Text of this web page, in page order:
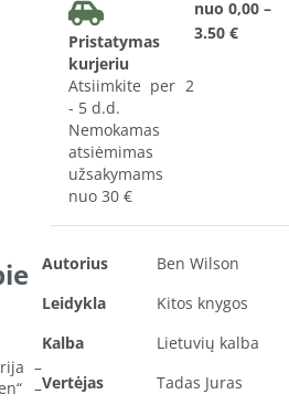
Pristatymas
kurjeriu
Atsiimkite per 2
- 5 d.d.
Nemokamas
atsiėmimas
užsakymams
nuo 30 €
nuo 0,00 –
3.50 €
–
–
Autorius
Ben Wilson
Leidykla
Kitos knygos
Kalba
Lietuvių kalba
Vertėjas
Tadas Juras